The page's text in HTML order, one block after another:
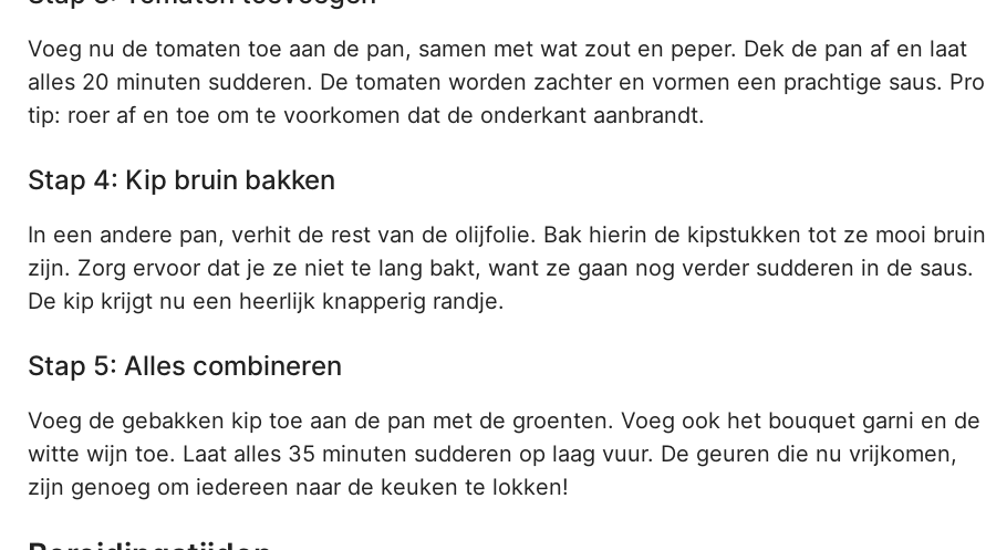
Voeg nu de tomaten toe aan de pan, samen met wat zout en peper. Dek de pan af en laat
alles 20 minuten sudderen. De tomaten worden zachter en vormen een prachtige saus. Pro
tip: roer af en toe om te voorkomen dat de onderkant aanbrandt.
Stap 4: Kip bruin bakken
In een andere pan, verhit de rest van de olijfolie. Bak hierin de kipstukken tot ze mooi bruin
zijn. Zorg ervoor dat je ze niet te lang bakt, want ze gaan nog verder sudderen in de saus.
De kip krijgt nu een heerlijk knapperig randje.
Stap 5: Alles combineren
Voeg de gebakken kip toe aan de pan met de groenten. Voeg ook het bouquet garni en de
witte wijn toe. Laat alles 35 minuten sudderen op laag vuur. De geuren die nu vrijkomen,
zijn genoeg om iedereen naar de keuken te lokken!